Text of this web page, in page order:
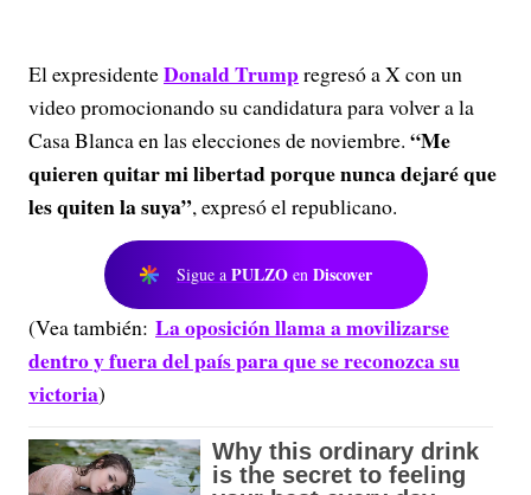
El expresidenteDonald Trumpregresó a X con un
video promocionando su candidatura para volver a la
Casa Blanca en las elecciones de noviembre. “Me
quieren quitar mi libertad porque nunca dejaré que
les quiten la suya”, expresó el republicano.
Sigue a PULZO en Discover
(Vea también: La oposición llama a movilizarse
dentro y fuera del país para que se reconozca su
victoria)